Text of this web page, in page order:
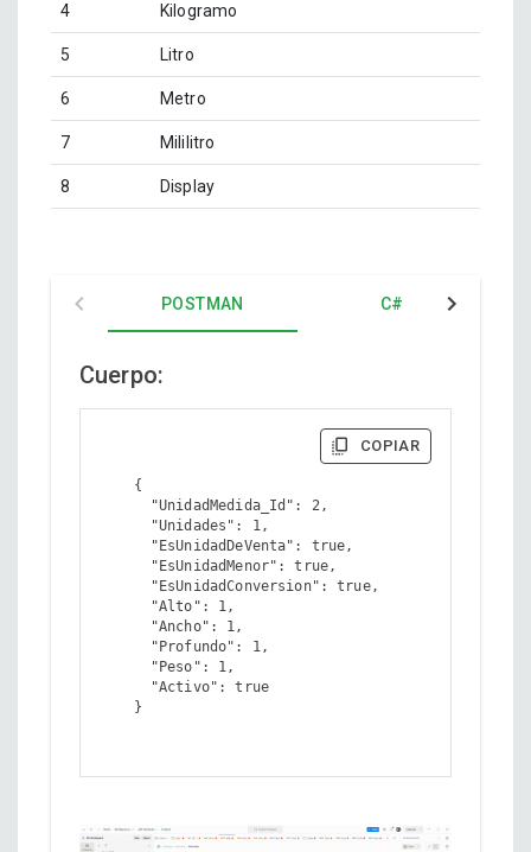
4 Kilogramo
5 Litro
6 Metro
7 Mililitro
8 Display
POSTMAN C#
Cuerpo:
COPIAR
    {
      "UnidadMedida_Id": 2,
      "Unidades": 1,
      "EsUnidadDeVenta": true,
      "EsUnidadMenor": true,
      "EsUnidadConversion": true,
      "Alto": 1,
      "Ancho": 1,
      "Profundo": 1,
      "Peso": 1,
      "Activo": true
    }